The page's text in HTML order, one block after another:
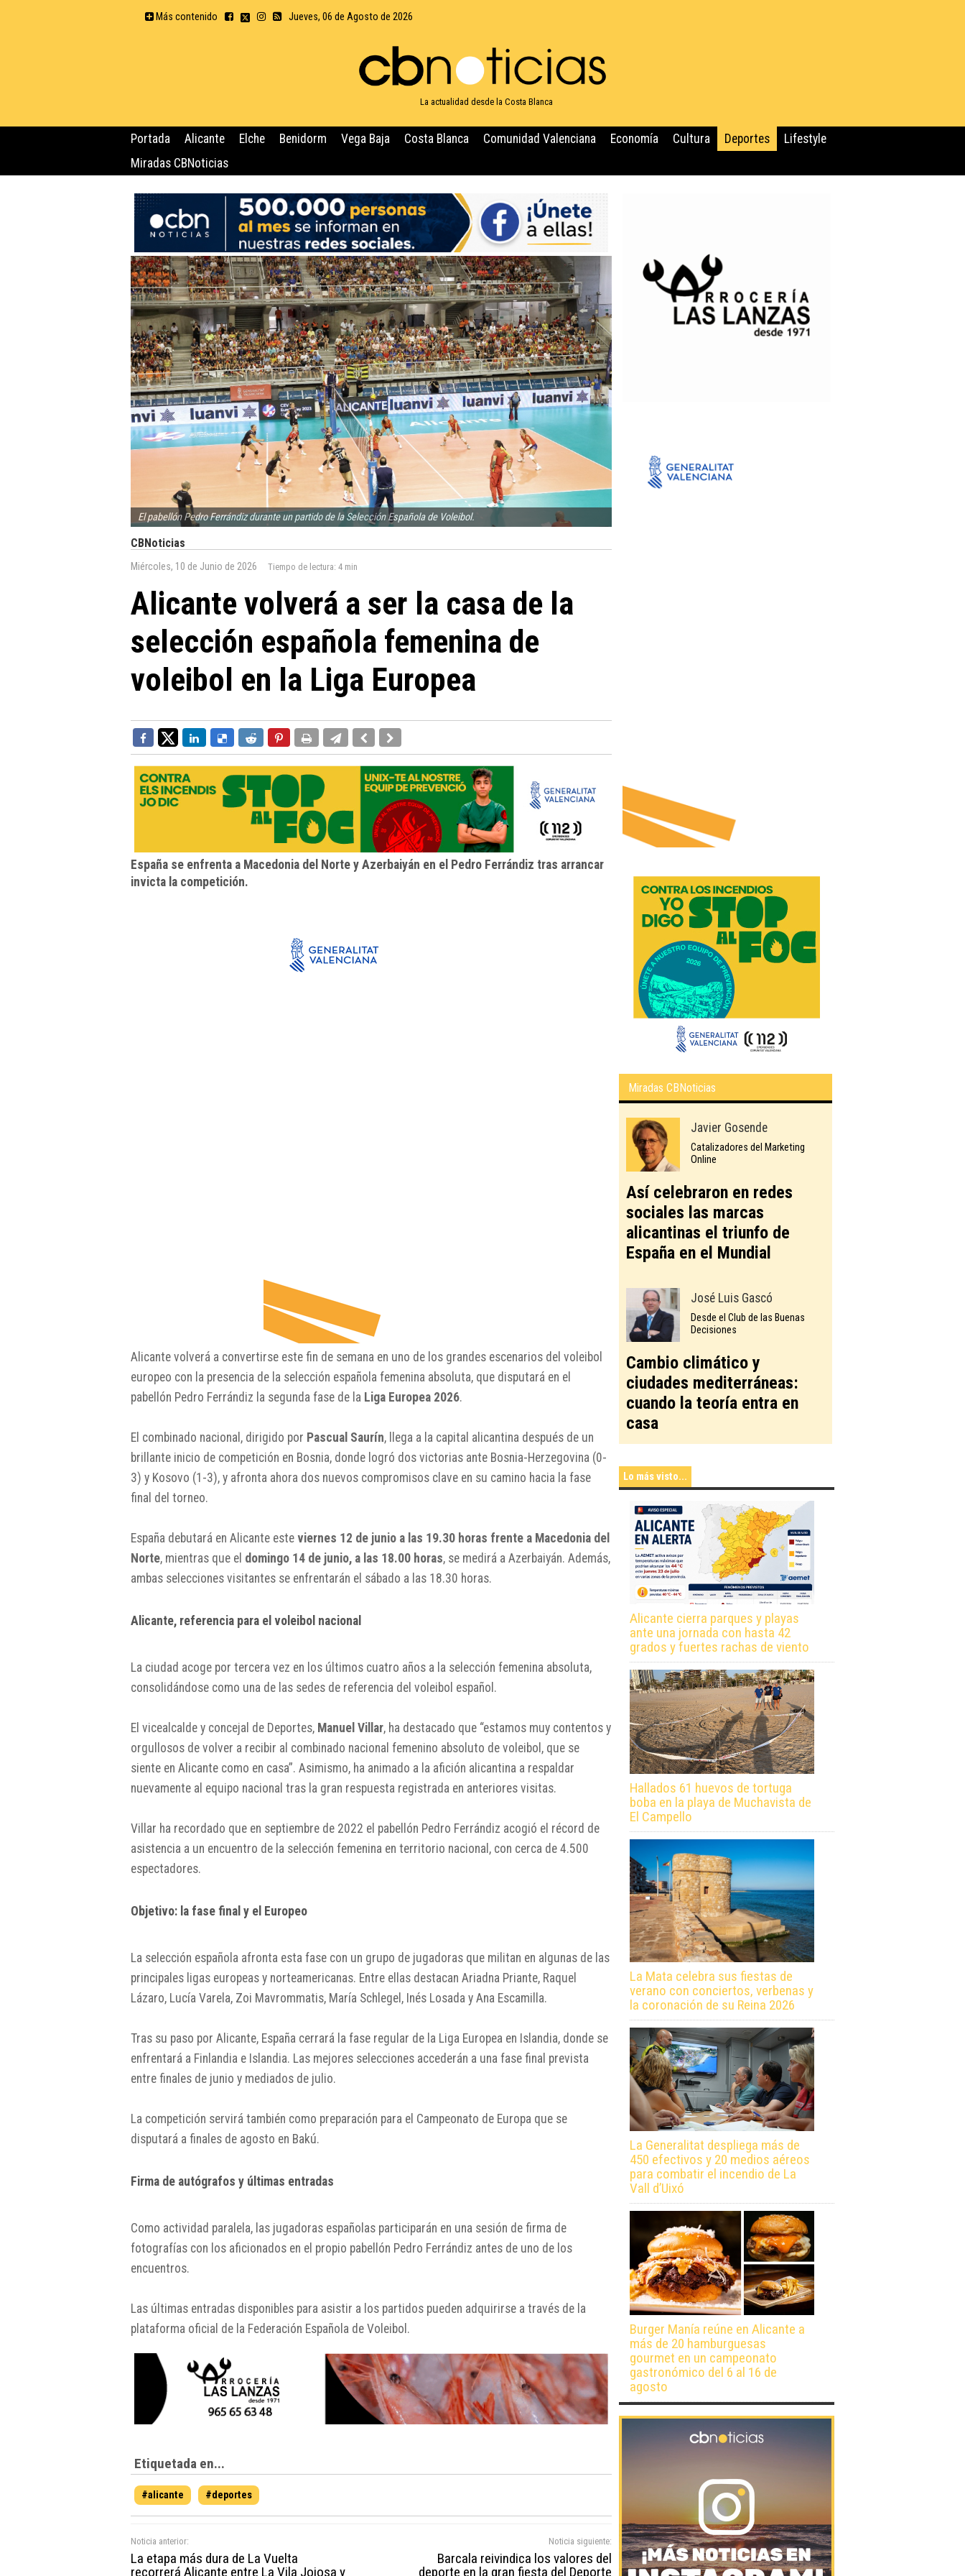
Más contenido Jueves, 06 de Agosto de 2026
La actualidad desde la Costa Blanca
Portada Alicante Elche Benidorm Vega Baja Costa Blanca Comunidad Valenciana Economía Cultura Deportes
Lifestyle
Miradas CBNoticias
El pabellón Pedro Ferrándiz durante un partido de la Selección Española de Voleibol.
CBNoticias
Miércoles, 10 de Junio de 2026 Tiempo de lectura: 4 min
Alicante volverá a ser la casa de la
selección española femenina de
voleibol en la Liga Europea
España se enfrenta a Macedonia del Norte y Azerbaiyán en el Pedro Ferrándiz tras arrancar
invicta la competición.
Alicante volverá a convertirse este fin de semana en uno de los grandes escenarios del voleibol
europeo con la presencia de la selección española femenina absoluta, que disputará en el
pabellón Pedro Ferrándiz la segunda fase de la Liga Europea 2026.
El combinado nacional, dirigido por Pascual Saurín, llega a la capital alicantina después de un
brillante inicio de competición en Bosnia, donde logró dos victorias ante Bosnia-Herzegovina (0-
3) y Kosovo (1-3), y afronta ahora dos nuevos compromisos clave en su camino hacia la fase
final del torneo.
España debutará en Alicante este viernes 12 de junio a las 19.30 horas frente a Macedonia del
Norte, mientras que el domingo 14 de junio, a las 18.00 horas, se medirá a Azerbaiyán. Además,
ambas selecciones visitantes se enfrentarán el sábado a las 18.30 horas.
Alicante, referencia para el voleibol nacional
La ciudad acoge por tercera vez en los últimos cuatro años a la selección femenina absoluta,
consolidándose como una de las sedes de referencia del voleibol español.
El vicealcalde y concejal de Deportes, Manuel Villar, ha destacado que “estamos muy contentos y
orgullosos de volver a recibir al combinado nacional femenino absoluto de voleibol, que se
siente en Alicante como en casa”. Asimismo, ha animado a la afición alicantina a respaldar
nuevamente al equipo nacional tras la gran respuesta registrada en anteriores visitas.
Villar ha recordado que en septiembre de 2022 el pabellón Pedro Ferrándiz acogió el récord de
asistencia a un encuentro de la selección femenina en territorio nacional, con cerca de 4.500
espectadores.
Objetivo: la fase final y el Europeo
La selección española afronta esta fase con un grupo de jugadoras que militan en algunas de las
principales ligas europeas y norteamericanas. Entre ellas destacan Ariadna Priante, Raquel
Lázaro, Lucía Varela, Zoi Mavrommatis, María Schlegel, Inés Losada y Ana Escamilla.
Tras su paso por Alicante, España cerrará la fase regular de la Liga Europea en Islandia, donde se
enfrentará a Finlandia e Islandia. Las mejores selecciones accederán a una fase final prevista
entre finales de junio y mediados de julio.
La competición servirá también como preparación para el Campeonato de Europa que se
disputará a finales de agosto en Bakú.
Firma de autógrafos y últimas entradas
Como actividad paralela, las jugadoras españolas participarán en una sesión de firma de
fotografías con los aficionados en el propio pabellón Pedro Ferrándiz antes de uno de los
encuentros.
Las últimas entradas disponibles para asistir a los partidos pueden adquirirse a través de la
plataforma oficial de la Federación Española de Voleibol.
Etiquetada en...
#alicante #deportes
Noticia anterior:
La etapa más dura de La Vuelta
recorrerá Alicante entre La Vila Joiosa y
Noticia siguiente:
Barcala reivindica los valores del
deporte en la gran fiesta del Deporte
Miradas CBNoticias
Javier Gosende
Catalizadores del Marketing
Online
Así celebraron en redes
sociales las marcas
alicantinas el triunfo de
España en el Mundial
José Luis Gascó
Desde el Club de las Buenas
Decisiones
Cambio climático y
ciudades mediterráneas:
cuando la teoría entra en
casa
Lo más visto...
Alicante cierra parques y playas
ante una jornada con hasta 42
grados y fuertes rachas de viento
Hallados 61 huevos de tortuga
boba en la playa de Muchavista de
El Campello
La Mata celebra sus fiestas de
verano con conciertos, verbenas y
la coronación de su Reina 2026
La Generalitat despliega más de
450 efectivos y 20 medios aéreos
para combatir el incendio de La
Vall d’Uixó
Burger Manía reúne en Alicante a
más de 20 hamburguesas
gourmet en un campeonato
gastronómico del 6 al 16 de
agosto